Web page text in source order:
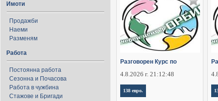
Имоти
Продажби
Наеми
Разменям
Работа
Постоянна работа
Сезонна и Почасова
Работа в чужбина
Стажове и Бригади
Разговорен Курс по
4.8.2026 г. 21:12:48
138 евро.